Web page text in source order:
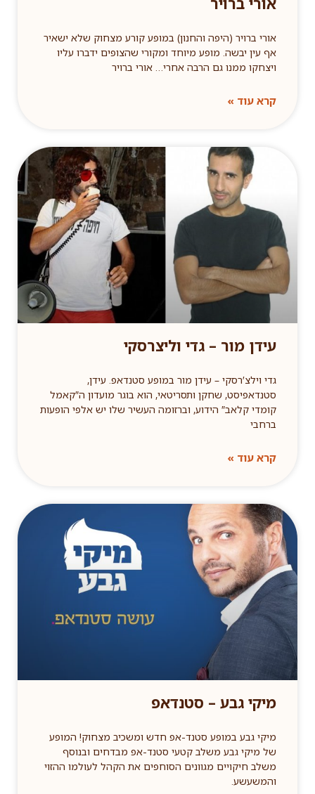
אורי ברויר (היפה והחנון) במופע קורע מצחוק שלא ישאיר
אף עין יבשה. מופע מיוחד ומקורי שהצופים ידברו עליו
ויצחקו ממנו גם הרבה אחרי… אורי ברויר
קרא עוד »
עידן מור – גדי וליצרסקי
גדי וילצ′רסקי – עידן מור במופע סטנדאפ. עידן,
סטנדאפיסט, שחקן ותסריטאי, הוא בוגר מועדון ה″קאמל
קומדי קלאב″ הידוע, וברזומה העשיר שלו יש אלפי הופעות
ברחבי
קרא עוד »
מיקי גבע – סטנדאפ
מיקי גבע במופע סטנד-אפ חדש ומשכיב מצחוק! המופע
של מיקי גבע משלב קטעי סטנד-אפ מבדחים ובנוסף
משלב חיקויים מגוונים הסוחפים את הקהל לעולמו ההזוי
והמשעשע.